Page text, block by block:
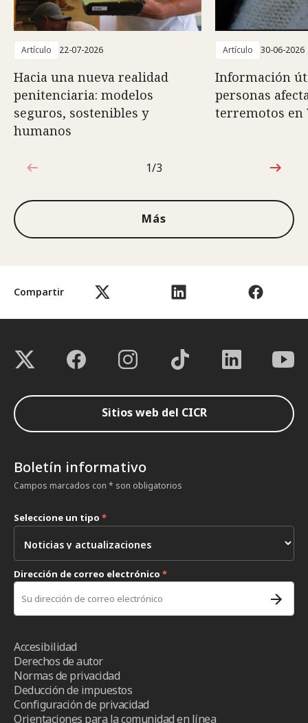
Compartir
Artículo 22-07-2026
Hacia una nueva realidad
penitenciaria: modelos
seguros, sostenibles y
humanos
Artículo 30-06-2026
Información
personas
terremotos en
1de3
1/3
Más
Sitios web del CICR
Boletín informativo
Campos marcados con * son obligatorios
Seleccione un tipo *
Dirección de correo electrónico *
Accesibilidad
Derechos de autor
Normas de privacidad
Deducción de impuestos
Configuración de privacidad
Orientaciones para la comunidad en línea